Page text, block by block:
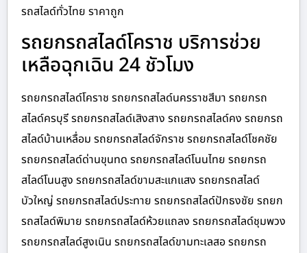
รถสไลด์ทั่วไทย ราคาถูก
รถยกรถสไลด์โคราช บริการช่วย
เหลือฉุกเฉิน 24 ชัวโมง
รถยกรถสไลด์โคราช รถยกรถสไลด์นครราชสีมา รถยกรถ
สไลด์ครบุรี รถยกรถสไลด์เสิงสาง รถยกรถสไลด์คง รถยกรถ
สไลด์บ้านเหลื่อม รถยกรถสไลด์จักราช รถยกรถสไลด์โชคชัย
รถยกรถสไลด์ด่านขุนทด รถยกรถสไลด์โนนไทย รถยกรถ
สไลด์โนนสูง รถยกรถสไลด์ขามสะแกแสง รถยกรถสไลด์
บัวใหญ่ รถยกรถสไลด์ประทาย รถยกรถสไลด์ปักธงชัย รถยก
รถสไลด์พิมาย รถยกรถสไลด์ห้วยแถลง รถยกรถสไลด์ชุมพวง
รถยกรถสไลด์สูงเนิน รถยกรถสไลด์ขามทะเลสอ รถยกรถ